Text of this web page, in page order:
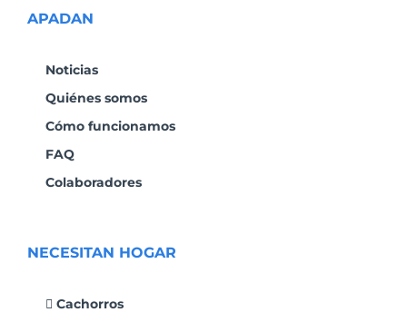
APADAN
Noticias
Quiénes somos
Cómo funcionamos
FAQ
Colaboradores
NECESITAN HOGAR
Cachorros